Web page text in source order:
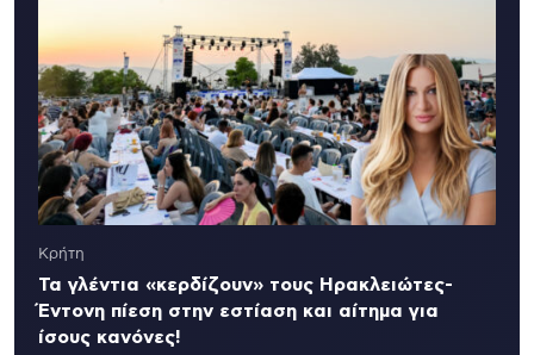
Κρήτη
Τα γλέντια «κερδίζουν» τους Ηρακλειώτες-
Έντονη πίεση στην εστίαση και αίτημα για
ίσους κανόνες!